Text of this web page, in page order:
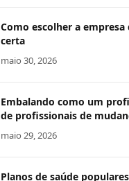
Como escolher a empresa
certa
maio 30, 2026
Embalando como um
de profissionais de
maio 29, 2026
Planos de saúde